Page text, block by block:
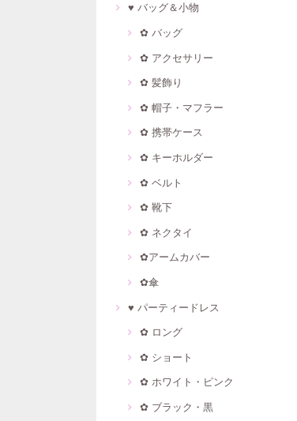
♥ バッグ＆小物
✿ バッグ
✿ アクセサリー
✿ 髪飾り
✿ 帽子・マフラー
✿ 携帯ケース
✿ キーホルダー
✿ ベルト
✿ 靴下
✿ ネクタイ
✿アームカバー
✿傘
♥ パーティードレス
✿ ロング
✿ ショート
✿ ホワイト・ピンク
✿ ブラック・黒